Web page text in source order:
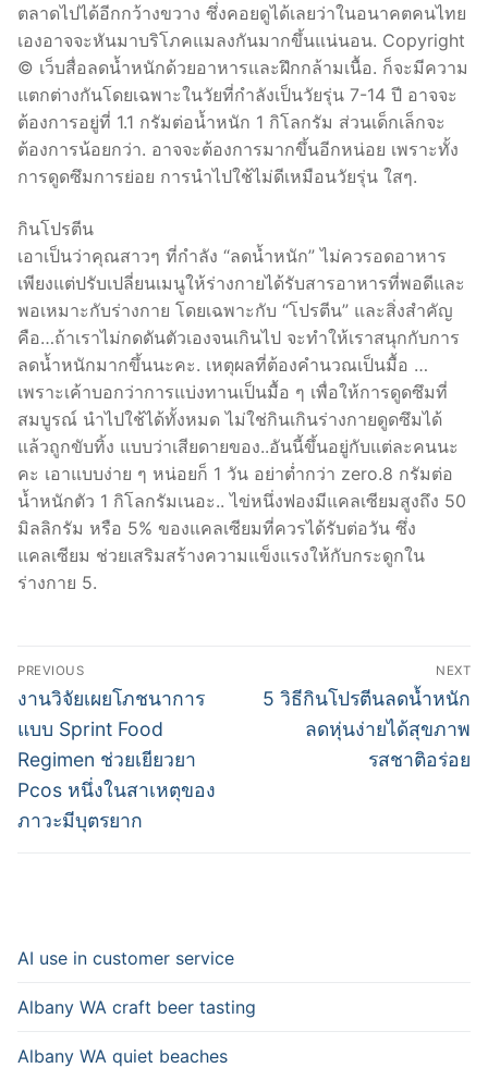
ตลาดไปได้อีกกว้างขวาง ซึ่งคอยดูได้เลยว่าในอนาคตคนไทย
เองอาจจะหันมาบริโภคแมลงกันมากขึ้นแน่นอน. Copyright
© เว็บสื่อลดน้ำหนักด้วยอาหารและฝึกกล้ามเนื้อ. ก็จะมีความ
แตกต่างกันโดยเฉพาะในวัยที่กำลังเป็นวัยรุ่น 7-14 ปี อาจจะ
ต้องการอยู่ที่ 1.1 กรัมต่อน้ำหนัก 1 กิโลกรัม ส่วนเด็กเล็กจะ
ต้องการน้อยกว่า. อาจจะต้องการมากขึ้นอีกหน่อย เพราะทั้ง
การดูดซึมการย่อย การนำไปใช้ไม่ดีเหมือนวัยรุ่น ใสๆ.
กินโปรตีน
เอาเป็นว่าคุณสาวๆ ที่กำลัง “ลดน้ำหนัก” ไม่ควรอดอาหาร
เพียงแต่ปรับเปลี่ยนเมนูให้ร่างกายได้รับสารอาหารที่พอดีและ
พอเหมาะกับร่างกาย โดยเฉพาะกับ “โปรตีน” และสิ่งสำคัญ
คือ…ถ้าเราไม่กดดันตัวเองจนเกินไป จะทำให้เราสนุกกับการ
ลดน้ำหนักมากขึ้นนะคะ. เหตุผลที่ต้องคำนวณเป็นมื้อ …
เพราะเค้าบอกว่าการแบ่งทานเป็นมื้อ ๆ เพื่อให้การดูดซึมที่
สมบูรณ์ นำไปใช้ได้ทั้งหมด ไม่ใช่กินเกินร่างกายดูดซึมได้
แล้วถูกขับทิ้ง แบบว่าเสียดายของ..อันนี้ขึ้นอยู่กับแต่ละคนนะ
คะ เอาแบบง่าย ๆ หน่อยก็ 1 วัน อย่าต่ำกว่า zero.8 กรัมต่อ
น้ำหนักตัว 1 กิโลกรัมเนอะ.. ไข่หนึ่งฟองมีแคลเซียมสูงถึง 50
มิลลิกรัม หรือ 5% ของแคลเซียมที่ควรได้รับต่อวัน ซึ่ง
แคลเซียม ช่วยเสริมสร้างความแข็งแรงให้กับกระดูกใน
ร่างกาย 5.
Post
navigation
PREVIOUS
Previous
post:
งานวิจัยเผยโภชนาการ
แบบ Sprint Food
Regimen ช่วยเยียวยา
Pcos หนึ่งในสาเหตุของ
ภาวะมีบุตรยาก
NEXT
Next
5 วิธีกินโปรตีนลดน้ำหนัก
ลดหุ่นง่ายได้สุขภาพ
รสชาติอร่อย
AI use in customer service
Albany WA craft beer tasting
Albany WA quiet beaches